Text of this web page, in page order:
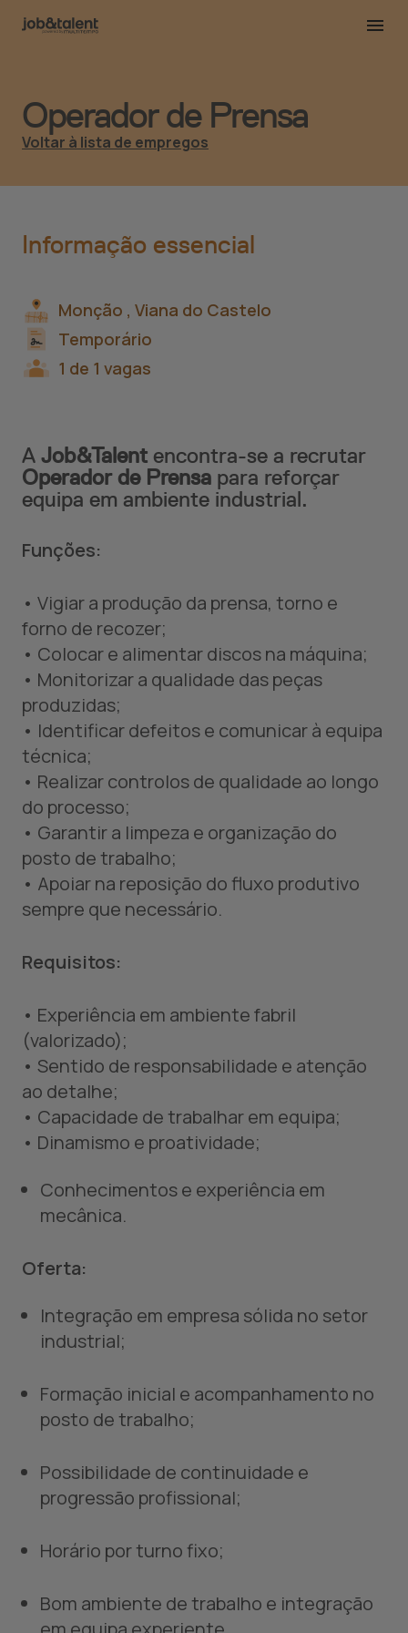
Operador de Prensa
Voltar à lista de empregos
A Job&Talent encontra-se a recrutar
Operador de Prensa para reforçar
equipa em ambiente industrial.
Funções:
• Vigiar a produção da prensa, torno e
forno de recozer;
• Colocar e alimentar discos na máquina;
• Monitorizar a qualidade das peças
produzidas;
• Identificar defeitos e comunicar à equipa
técnica;
• Realizar controlos de qualidade ao longo
do processo;
• Garantir a limpeza e organização do
posto de trabalho;
• Apoiar na reposição do fluxo produtivo
sempre que necessário.
Requisitos:
• Experiência em ambiente fabril
(valorizado);
• Sentido de responsabilidade e atenção
ao detalhe;
• Capacidade de trabalhar em equipa;
• Dinamismo e proatividade;
Conhecimentos e experiência em
mecânica.
Oferta:
Integração em empresa sólida no setor
industrial;
Formação inicial e acompanhamento no
posto de trabalho;
Possibilidade de continuidade e
progressão profissional;
Horário por turno fixo;
Bom ambiente de trabalho e integração
Informação essencial
Monção , Viana do Castelo
Temporário
1 de 1 vagas